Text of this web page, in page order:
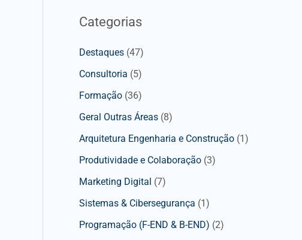
Categorias
Destaques (47)
Consultoria (5)
Formação (36)
Geral Outras Áreas (8)
Arquitetura Engenharia e Construção (1)
Produtividade e Colaboração (3)
Marketing Digital (7)
Sistemas & Cibersegurança (1)
Programação (F-END & B-END) (2)